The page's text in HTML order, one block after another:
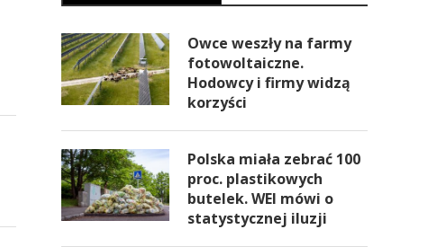
Owce weszły na farmy
fotowoltaiczne.
Hodowcy i firmy widzą
korzyści
Polska miała zebrać 100
proc. plastikowych
butelek. WEI mówi o
statystycznej iluzji